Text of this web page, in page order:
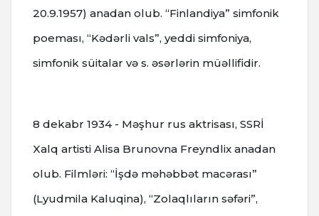
20.9.1957) anadan olub. “Finlandiya” simfonik
poeması, “Kədərli vals”, yeddi simfoniya,
simfonik süitalar və s. əsərlərin müəllifidir.
8 dekabr 1934 - Məşhur rus aktrisası, SSRİ
Xalq artisti Alisa Brunovna Freyndlix anadan
olub. Filmləri: “İşdə məhəbbət macərası”
(Lyudmila Kaluqina), “Zolaqlıların səfəri”,